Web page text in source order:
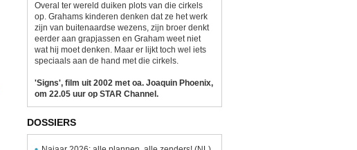
Overal ter wereld duiken plots van die cirkels
op. Grahams kinderen denken dat ze het werk
zijn van buitenaardse wezens, zijn broer denkt
eerder aan grapjassen en Graham weet niet
wat hij moet denken. Maar er lijkt toch wel iets
speciaals aan de hand met die cirkels.
'Signs', film uit 2002 met oa. Joaquin Phoenix,
om 22.05 uur op STAR Channel.
DOSSIERS